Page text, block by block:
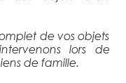
de vos objets
lors de
de famille.